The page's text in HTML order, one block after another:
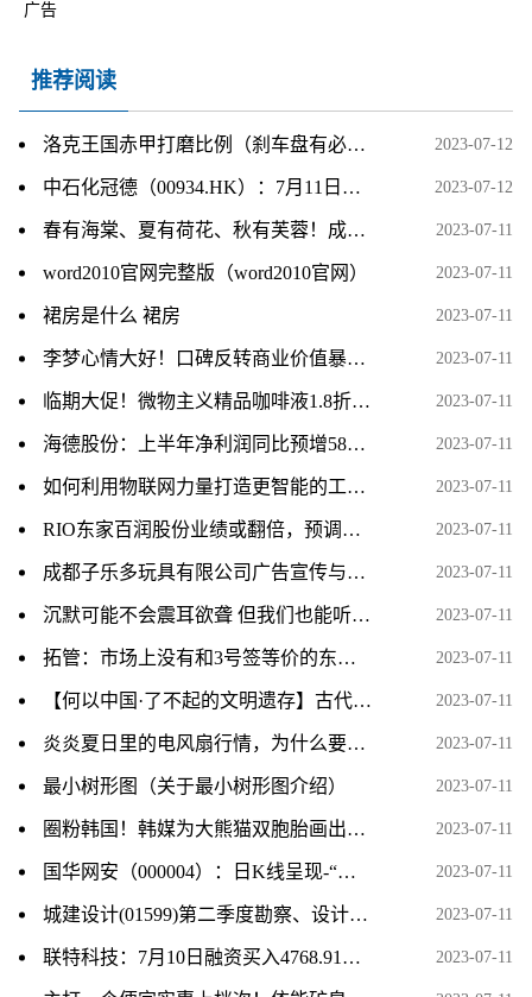
广告
推荐阅读
洛克王国赤甲打磨比例（刹车盘有必要打磨吗） 2023-07-12
中石化冠德（00934.HK）：7月11日南向资金增持51万股 2023-07-12
春有海棠、夏有荷花、秋有芙蓉！成都摩诃池一期7月14日将正式开放 2023-07-11
word2010官网完整版（word2010官网） 2023-07-11
裙房是什么 裙房 2023-07-11
李梦心情大好！口碑反转商业价值暴涨，张隆美国吃火锅，前妻无奈 2023-07-11
临期大促！微物主义精品咖啡液1.8折清仓：券后6杯12.9元 2023-07-11
海德股份：上半年净利润同比预增58%-67% 2023-07-11
如何利用物联网力量打造更智能的工作空间 2023-07-11
​RIO东家百润股份业绩或翻倍，预调酒业务板块快速增长 2023-07-11
成都子乐多玩具有限公司广告宣传与实际提供服务产品不符 2023-07-11
沉默可能不会震耳欲聋 但我们也能听到它的声音 2023-07-11
拓管：市场上没有和3号签等价的东西 我们并无选择只能自用 2023-07-11
【何以中国·了不起的文明遗存】古代第一条“高速公路”，荒草难掩的奇迹 2023-07-11
炎炎夏日里的电风扇行情，为什么要选用这个交易策略 2023-07-11
最小树形图（关于最小树形图介绍） 2023-07-11
圈粉韩国！韩媒为大熊猫双胞胎画出成长时间轴 2023-07-11
国华网安（000004）：日K线呈现-“曙光初现”形态 后市看多（07-11） 2023-07-11
城建设计(01599)第二季度勘察、设计及咨询板块重要项目中标共计约10.77亿元 2023-07-11
联特科技：7月10日融资买入4768.91万元，融资融券余额3.63亿元 2023-07-11